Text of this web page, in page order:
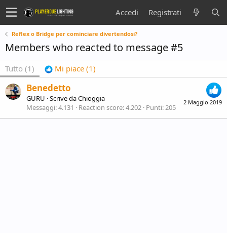
Accedi Registrati
Reflex o Bridge per cominciare divertendosi?
Members who reacted to message #5
Tutto (1) Mi piace (1)
2 Maggio 2019
Benedetto
GURU ·Scrive daChioggia
Messaggi 4.131 Reaction score 4.202 Punti 205